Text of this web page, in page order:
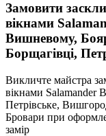
Замовити
вікнами
Вишневому,
Борщагівці,
Викличте майстра
вікнами Salamander
Петрівське,
Бровари при
замір